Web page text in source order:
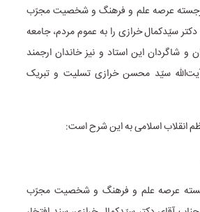
برجسته عرصه علم و فرهنگ و شخصیت مجرّب
سیّدکمال خرازی را به عموم مردم، جامعه
و شاگردان این استاد و نیز خاندان ارجمند
سیّد محسن خرازی تسلیت و تبریک
انقلاب اسلامی به این شرح است:
عرصه علم و فرهنگ و شخصیت مجرّب